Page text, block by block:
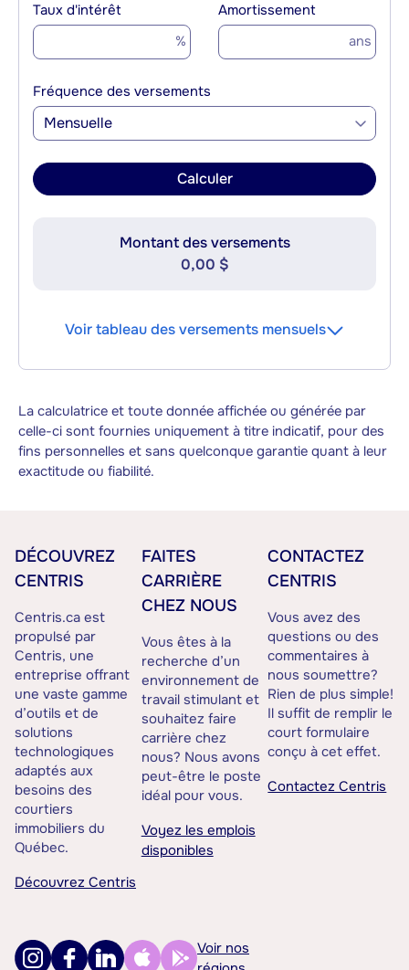
Taux d'intérêt
%
Amortissement
ans
Fréquence des versements
Mensuelle
Calculer
Montant des versements
0,00 $
Voir tableau des versements mensuels
La calculatrice et toute donnée affichée ou générée par
celle-ci sont fournies uniquement à titre indicatif, pour des
fins personnelles et sans quelconque garantie quant à leur
exactitude ou fiabilité.
DÉCOUVREZ
CENTRIS
Centris.ca est
propulsé par
Centris, une
entreprise offrant
une vaste gamme
d’outils et de
solutions
technologiques
adaptés aux
besoins des
courtiers
immobiliers du
Québec.
Découvrez Centris
FAITES
CARRIÈRE
CHEZ NOUS
Vous êtes à la
recherche d’un
environnement de
travail stimulant et
souhaitez faire
carrière chez
nous? Nous avons
peut-être le poste
idéal pour vous.
Voyez les emplois
disponibles
CONTACTEZ
CENTRIS
Vous avez des
questions ou des
commentaires à
nous soumettre?
Rien de plus simple!
Il suffit de remplir le
court formulaire
conçu à cet effet.
Contactez Centris
Voir nos